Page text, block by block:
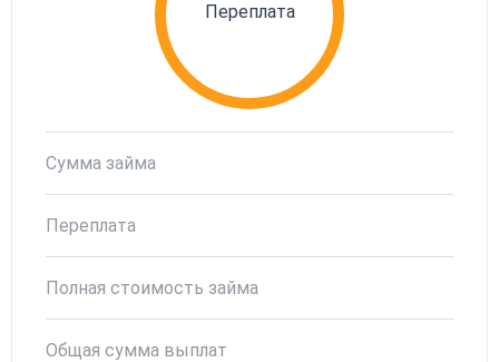
Сумма займа
Переплата
Полная стоимость займа
Общая сумма выплат
Переплата